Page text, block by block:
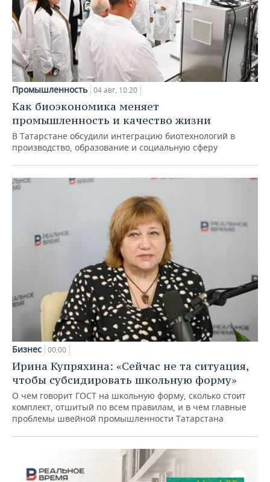
Промышленность 04 авг, 10:20
Как биоэкономика меняет
промышленность и качество жизни
В Татарстане обсудили интеграцию биотехнологий в
производство, образование и социальную сферу
Бизнес 00:00
Ирина Купряхина: «Сейчас не та ситуация,
чтобы субсидировать школьную форму»
О чем говорит ГОСТ на школьную форму, сколько стоит
комплект, отшитый по всем правилам, и в чем главные
проблемы швейной промышленности Татарстана